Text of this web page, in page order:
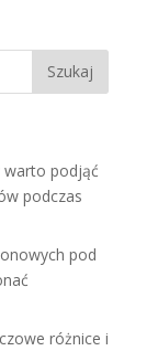
warto podjąć
podczas
pod
różnice i